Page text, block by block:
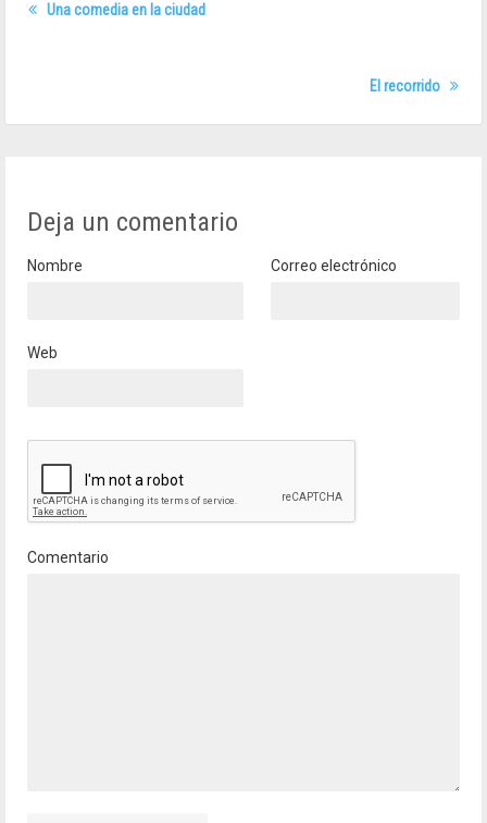
Una comedia en la ciudad
El recorrido
Deja un comentario
Nombre Correo electrónico
Web
Comentario